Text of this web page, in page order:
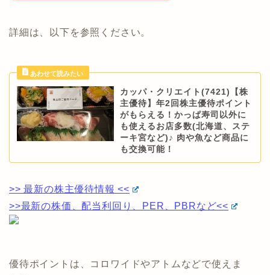
詳細は、以下を参照ください。
カッパ・クリエイト(7421)【株
主優待】年2回株主優待ポイント
がもらえる！かっぱ寿司以外に
も使えるお店多数(北海道、ステ
ーキ宮など)♪ 肉や魚など商品に
も交換可能！
>> 最新の株主優待情報 <<
>>最新の株価、配当利回り、PER、PBRなど<<
優待ポイントは、コロワイドやアトムなどで使えま